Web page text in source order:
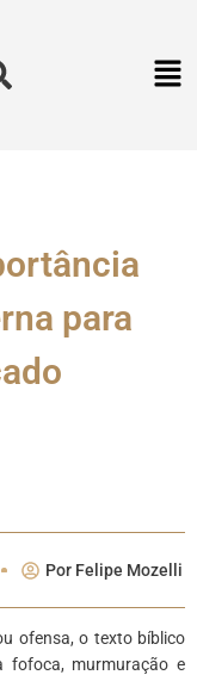
para
Por Felipe Mozelli
ofensa, o texto bíblico
fofoca, murmuração e